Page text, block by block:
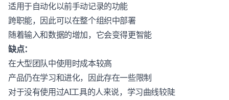
适用于自动化以前手动记录的功能
跨职能，因此可以在整个组织中部署
随着输入和数据的增加，它会变得更智能
缺点：
在大型团队中使用时成本较高
产品仍在学习和进化，因此存在一些限制
对于没有使用过AI工具的人来说，学习曲线较陡